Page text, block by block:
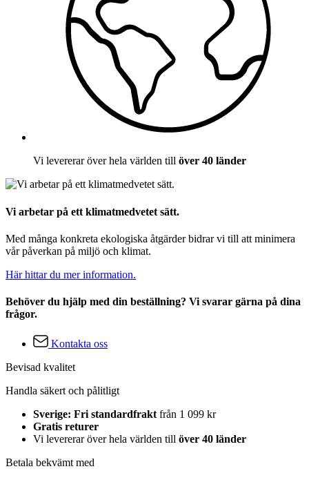
Vi levererar över hela världen till över 40 länder
Vi arbetar på ett klimatmedvetet sätt.
Med många konkreta ekologiska åtgärder bidrar vi till att minimera
vår påverkan på miljö och klimat.
Här hittar du mer information.
Behöver du hjälp med din beställning? Vi svarar gärna på dina
frågor.
Kontakta oss
Bevisad kvalitet
Handla säkert och pålitligt
Sverige: Fri standardfraktfrån 1 099 kr
Gratis returer
Vi levererar över hela världen till över 40 länder
Betala bekvämt med